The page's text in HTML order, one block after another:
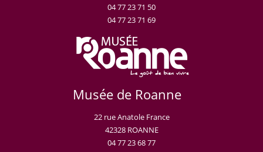
04 77 23 71 50
04 77 23 71 69
Musée de Roanne
22 rue Anatole France
42328 ROANNE
04 77 23 68 77